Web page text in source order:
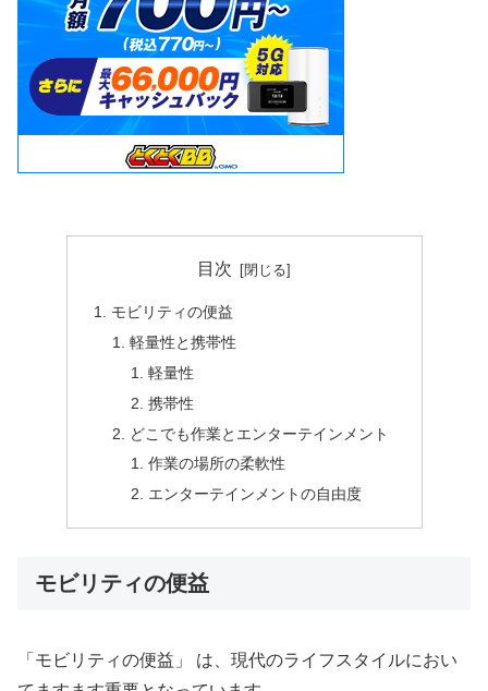
目次
モビリティの便益
軽量性と携帯性
軽量性
携帯性
どこでも作業とエンターテインメント
作業の場所の柔軟性
エンターテインメントの自由度
モビリティの便益
「モビリティの便益」 は、現代のライフスタイルにおい